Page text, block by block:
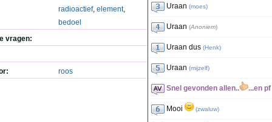
radioactief, element,
bedoel
vragen:
roos
Uraan (moes)
Uraan (Anoniem)
Uraan dus (Henk)
Uraan (mijzelf)
Snel gevonden allen.. ...en pf
Mooi (zwaluw)